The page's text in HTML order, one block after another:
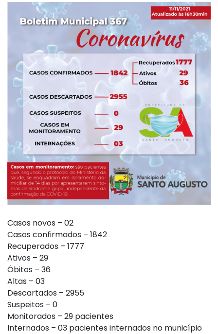
Casos novos – 02
Casos confirmados – 1842
Recuperados – 1777
Ativos – 29
Óbitos – 36
Altas – 03
Descartados – 2955
Suspeitos – 0
Monitorados – 29 pacientes
Internados – 03 pacientes internados no município